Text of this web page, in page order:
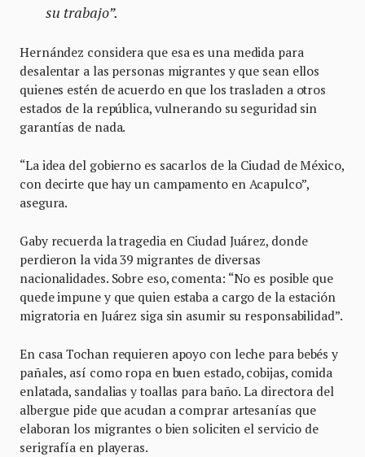
su trabajo”.
Hernández considera que esa es una medida para
desalentar a las personas migrantes y que sean ellos
quienes estén de acuerdo en que los trasladen a otros
estados de la república, vulnerando su seguridad sin
garantías de nada.
“La idea del gobierno es sacarlos de la Ciudad de México,
con decirte que hay un campamento en Acapulco”,
asegura.
Gaby recuerda la tragedia en Ciudad Juárez, donde
perdieron la vida 39 migrantes de diversas
nacionalidades. Sobre eso, comenta: “No es posible que
quede impune y que quien estaba a cargo de la estación
migratoria en Juárez siga sin asumir su responsabilidad”.
En casa Tochan requieren apoyo con leche para bebés y
pañales, así como ropa en buen estado, cobijas, comida
enlatada, sandalias y toallas para baño. La directora del
albergue pide que acudan a comprar artesanías que
elaboran los migrantes o bien soliciten el servicio de
serigrafía en playeras.